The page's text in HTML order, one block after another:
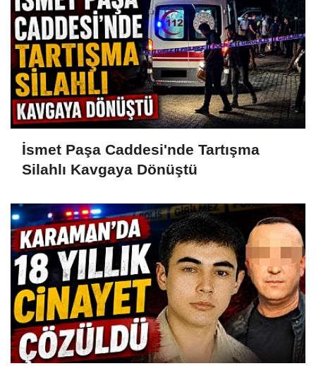
İsmet Paşa Caddesi'nde Tartışma
Silahlı Kavgaya Dönüştü